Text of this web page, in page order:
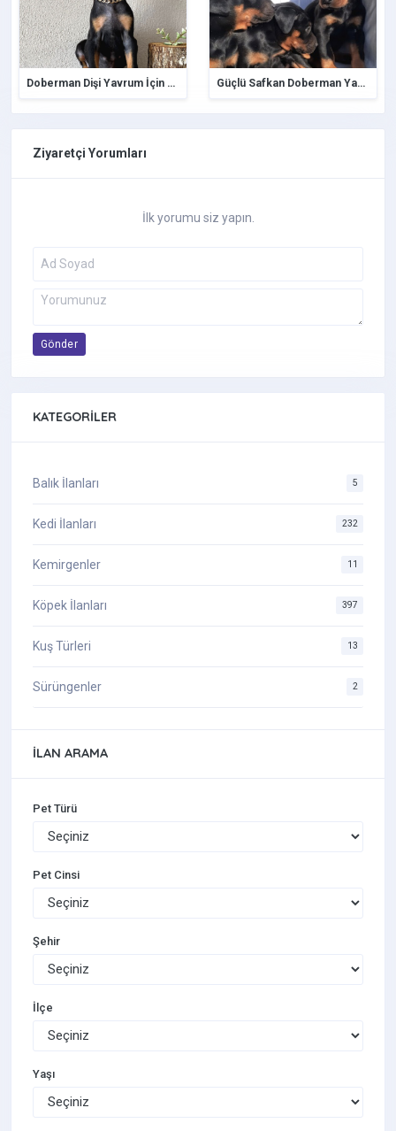
Doberman Dişi Yavrum İçin Ömürlük Yuva Aranıyor Güçlü Safkan Doberman Yavrular
Ziyaretçi Yorumları
İlk yorumu siz yapın.
Gönder
KATEGORILER
Balık İlanları 5
Kedi İlanları 232
Kemirgenler 11
Köpek İlanları 397
Kuş Türleri 13
Sürüngenler 2
İLAN ARAMA
Pet Türü
Pet Cinsi
Şehir
İlçe
Yaşı